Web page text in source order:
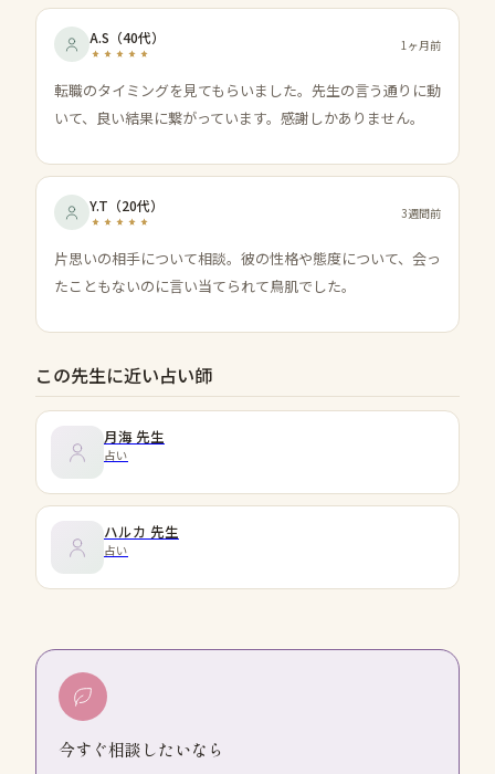
A.S （40代） 1ヶ月前
転職のタイミングを見てもらいました。先生の言う通りに動
いて、良い結果に繋がっています。感謝しかありません。
Y.T （20代） 3週間前
片思いの相手について相談。彼の性格や態度について、会っ
たこともないのに言い当てられて鳥肌でした。
この先生に近い占い師
月海 先生
占い
ハルカ 先生
占い
今すぐ相談したいなら